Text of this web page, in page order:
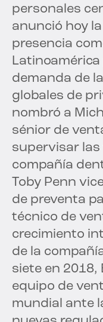
personales
anunció hoy
presencia
demanda de
globales de
nombró a
sénior de
supervisar
compañía
Toby Penn
de preventa
técnico de
crecimiento
de la
siete en 2018,
equipo de
mundial ante